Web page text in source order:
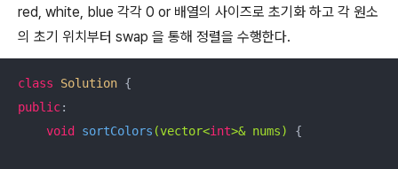
red, white, blue 각각 0 or 배열의 사이즈로 초기화 하고 각 원소
의 초기 위치부터 swap 을 통해 정렬을 수행한다.
class Solution {
public:
void
sortColors (vector<int>& nums) {